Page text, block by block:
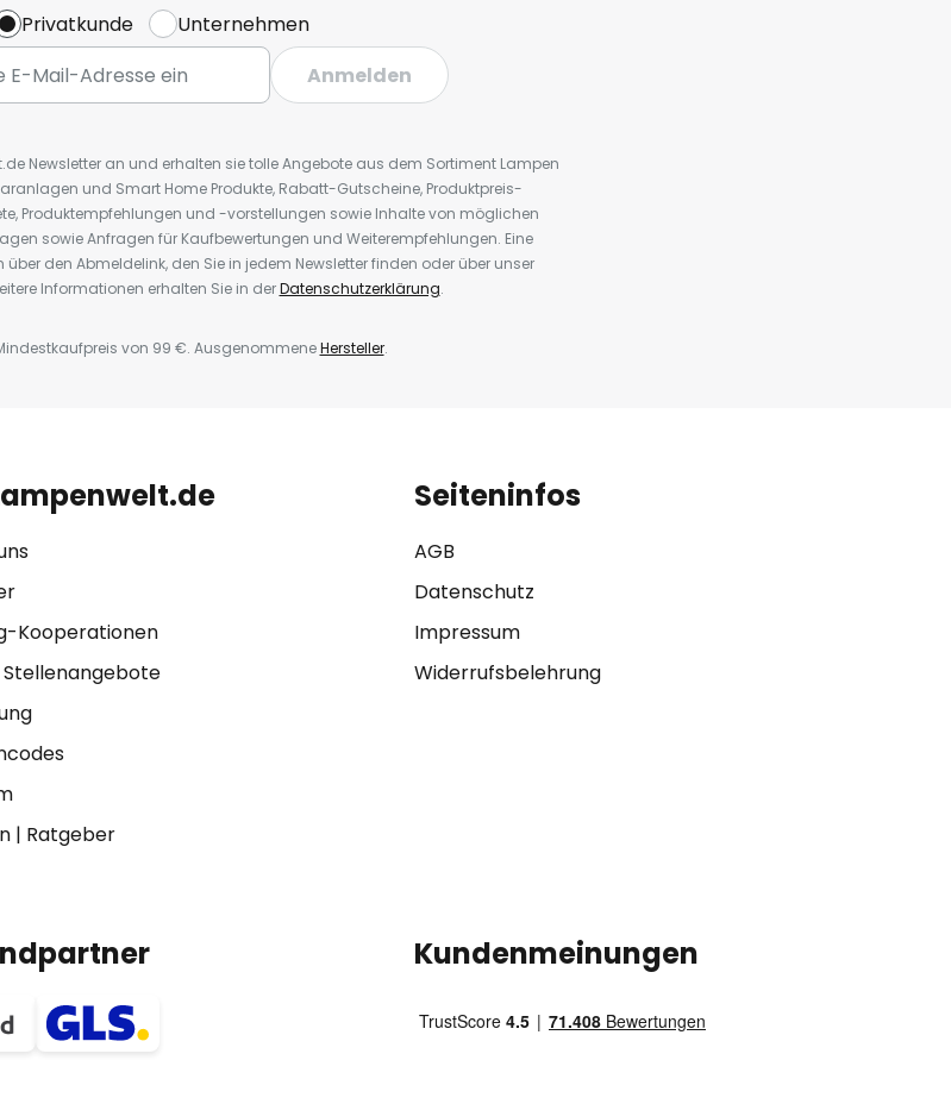
Privatkunde
Unternehmen
Anmelden
Newsletter an und erhalten sie tolle Angebote aus dem Sortiment Lampen
und Smart Home Produkte, Rabatt-Gutscheine, Produktpreis-
Produktempfehlungen und -vorstellungen sowie Inhalte von möglichen
sowie Anfragen für Kaufbewertungen und Weiterempfehlungen. Eine
den Abmeldelink, den Sie in jedem Newsletter finden oder über unser
Informationen erhalten Sie in derDatenschutzerklärung.
von 99 €. AusgenommeneHersteller.
Kooperationen
Stellenangebote
| Ratgeber
Seiteninfos
AGB
Datenschutz
Impressum
Widerrufsbelehrung
Kundenmeinungen